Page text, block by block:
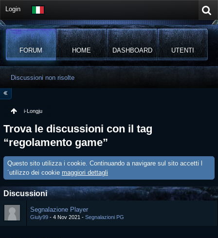
Login
FORUM HOME DASHBOARD UTENTI
Discussioni non risolte
i-Longju
Trova le discussioni con il tag
“regolamento game”
Questo sito utilizza i cookie. Continuando a navigare sul sito accetti l
´utilizzo dei cookie maggiori dettagli
Discussioni
Segnalazione Player
Giuly99 4 Nov 2021 Segnalazioni PG